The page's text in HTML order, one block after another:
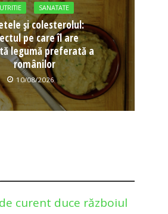
SANATATE
și colesterolul:
pe care îl are
legumă preferată a
românilor
10/08/2026
curent duce războiul